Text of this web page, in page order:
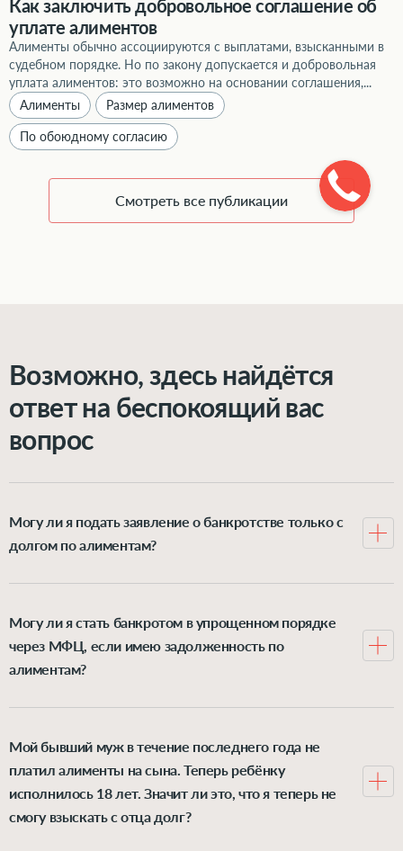
Как заключить добровольное соглашение об
уплате алиментов
Алименты обычно ассоциируются с выплатами, взысканными в
судебном порядке. Но по закону допускается и добровольная
уплата алиментов: это возможно на основании соглашения,...
Алименты
Размер алиментов
По обоюдному согласию
Смотреть все публикации
Возможно, здесь найдётся
ответ на беспокоящий вас
вопрос
Могу ли я подать заявление о банкротстве только с
долгом по алиментам?
алиментам при банкротстве не списывается. Если
финансовой ситуации, лучше воспользоваться
предусмотренной законом возможностью снизить их
размер или освободиться от алиментного долга. Как
Могу ли я стать банкротом в упрощенном порядке
через МФЦ, если имею задолженность по
алиментам?
вам ранее было возбуждено приставами
причине невозможности взыскания. Однако
исполнительные производства о взыскании алиментов
закрываются сотрудниками ФССП крайне редко. Если
это как раз ваш случай – предлагаем вам
Мой бывший муж в течение последнего года не
платил алименты на сына. Теперь ребёнку
исполнилось 18 лет. Значит ли это, что я теперь не
смогу взыскать с отца долг?